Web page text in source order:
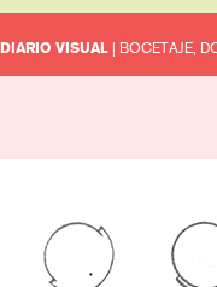
DIARIO VISUAL | BOCETAJE,